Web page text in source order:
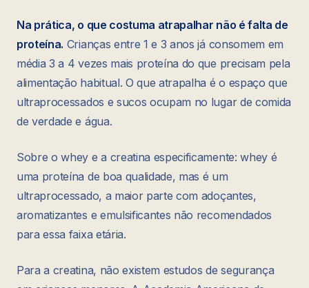
Na prática, o que costuma atrapalhar não é falta de
proteína. Crianças entre 1 e 3 anos já consomem em
média 3 a 4 vezes mais proteína do que precisam pela
alimentação habitual. O que atrapalha é o espaço que
ultraprocessados e sucos ocupam no lugar de comida
de verdade e água.
Sobre o whey e a creatina especificamente: whey é
uma proteína de boa qualidade, mas é um
ultraprocessado, a maior parte com adoçantes,
aromatizantes e emulsificantes não recomendados
para essa faixa etária.
Para a creatina, não existem estudos de segurança